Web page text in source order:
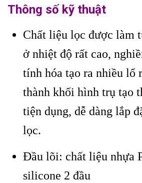
Thông số kỹ thuật
Chất liệu lọc được làm
ở nhiệt độ rất cao,
tính hóa tạo ra nhiều lổ
thành khối hình trụ tạo
tiện dụng, dễ dàng lắp
lọc.
Đầu lõi: chất liệu nhựa
silicone 2 đầu